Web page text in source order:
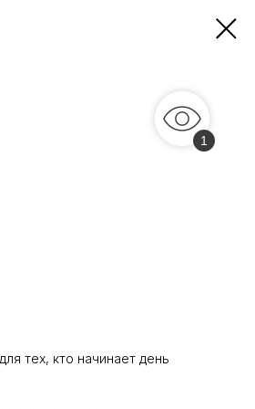
тех, кто начинает день
1